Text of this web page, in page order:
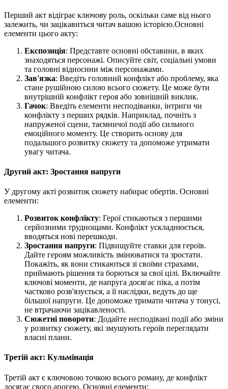
Перший акт відіграє ключову роль, оскільки саме від нього
залежить, чи зацікавиться читач вашою історією.Основні
елементи цього акту:
Експозиція: Представте основні обставини, в яких
знаходяться персонажі. Описуйте світ, соціальні умови
та головні відносини між персонажами.
Зав'язка: Введіть головний конфлікт або проблему, яка
стане рушійною силою всього сюжету. Це може бути
внутрішній конфлікт героя або зовнішній виклик.
Гачок: Введіть елементи несподіванки, інтриги чи
конфлікту з перших рядків. Наприклад, почніть з
напруженої сцени, таємничої події або сильного
емоційного моменту. Це створить основу для
подальшого розвитку сюжету та допоможе утримати
увагу читача.
Другий акт: Зростання напруги
У другому акті розвиток сюжету набирає обертів. Основні
елементи:
Розвиток конфлікту: Герої стикаються з першими
серйозними труднощами. Конфлікт ускладнюється,
вводяться нові перешкоди.
Зростання напруги: Підвищуйте ставки для героїв.
Дайте героям можливість змінюватися та зростати.
Покажіть, як вони стикаються зі своїми страхами,
приймають рішення та борються за свої цілі. Включайте
ключові моменти, де напруга досягає піка, а потім
частково розв'язується, а її наслідки, ведуть до ще
більшої напруги. Це допоможе тримати читача у тонусі,
не втрачаючи зацікавленості.
Сюжетні повороти: Додайте несподівані події або зміни
у розвитку сюжету, які змушують героїв переглядати
власні плани.
Третій акт: Кульмінація
Третій акт є ключовою точкою всього роману, де конфлікт
досягає свого апогею. Основні елементи: